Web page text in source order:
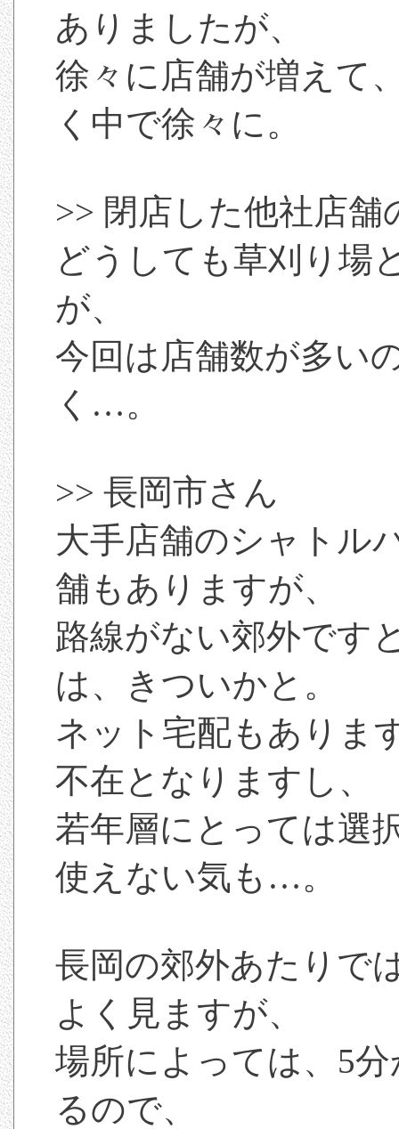
ありましたが、
徐々に店舗が増えて
く中で徐々に。
>> 閉店した他社店舗
どうしても草刈り場
が、
今回は店舗数が多い
く…。
>> 長岡市さん
大手店舗のシャトル
舗もありますが、
路線がない郊外です
は、きついかと。
ネット宅配もありま
不在となりますし、
若年層にとっては選
使えない気も…。
長岡の郊外あたりで
よく見ますが、
場所によっては、5
るので、